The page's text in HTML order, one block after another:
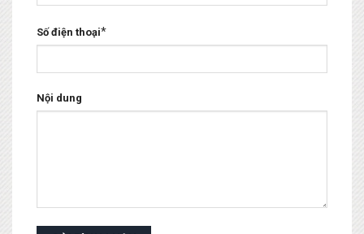
Số điện thoại*
Nội dung